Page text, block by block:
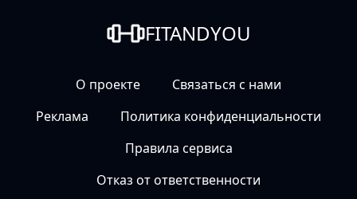
FITANDYOU
О проекте
Связаться с нами
Реклама
Политика конфиденциальности
Правила сервиса
Отказ от ответственности